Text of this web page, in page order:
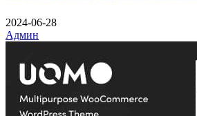
2024-06-28
Админ